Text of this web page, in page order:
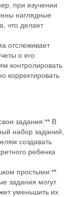
при изучении
наглядные
что делает
отслеживает
о его
контролировать
корректировать
задания:** В
набор заданий,
создавать
ребенка
простыми:**
задания могут
уменьшить их